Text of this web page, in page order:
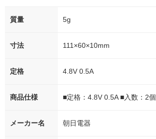
質量 5g
寸法 111×60×10mm
定格 4.8V 0.5A
商品仕様 ■定格：4.8V 0.5A ■入数：2個
メーカー名 朝日電器